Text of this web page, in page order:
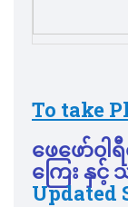
To take
ဖေဖော်၀ါ
ကြေး နှင့်
Updated